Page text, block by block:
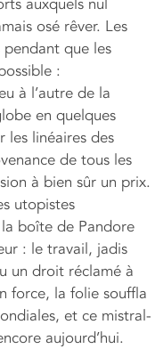
osé rêver. Les
pendant que les
:
à l’autre de la
en quelques
les linéaires des
de tous les
à bien sûr un prix.
utopistes
boîte de Pandore
: le travail, jadis
un droit réclamé à
force, la folie souffla
et ce mistral-
aujourd’hui.